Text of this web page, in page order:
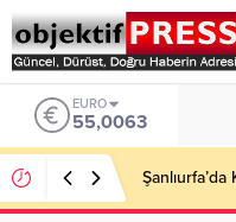
ALTIN
6.543,59
Altın
Rekor